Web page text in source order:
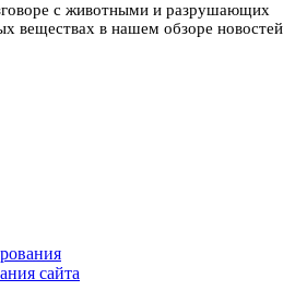
с животными и разрушающих
веществах в нашем обзоре новостей
сайта